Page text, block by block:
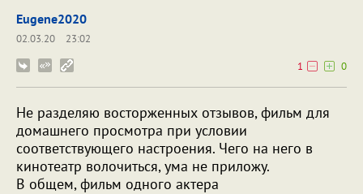
Eugene2020
02.03.20
23:02
1
0
Не разделяю восторженных отзывов, фильм для
домашнего просмотра при условии
соответствующего настроения. Чего на него в
кинотеатр волочиться, ума не приложу.
В общем, фильм одного актера